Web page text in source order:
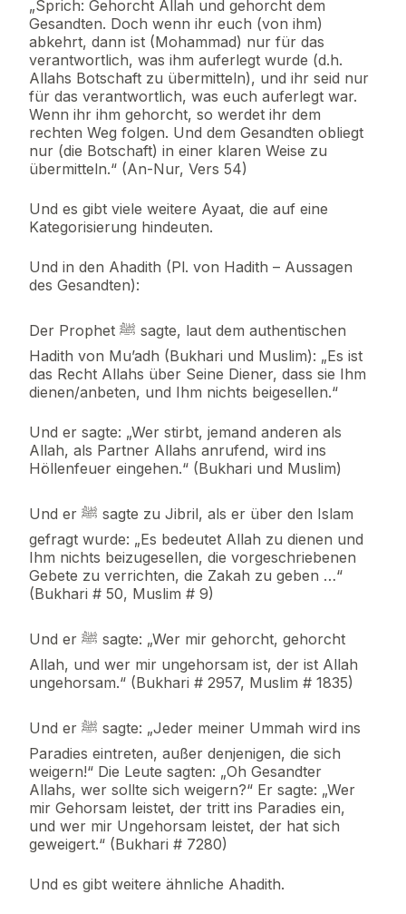
„Sprich: Gehorcht Allah und gehorcht dem
Gesandten. Doch wenn ihr euch (von ihm)
abkehrt, dann ist (Mohammad) nur für das
verantwortlich, was ihm auferlegt wurde (d.h.
Allahs Botschaft zu übermitteln), und ihr seid nur
für das verantwortlich, was euch auferlegt war.
Wenn ihr ihm gehorcht, so werdet ihr dem
rechten Weg folgen. Und dem Gesandten obliegt
nur (die Botschaft) in einer klaren Weise zu
übermitteln.“ (An-Nur, Vers 54)
Und es gibt viele weitere Ayaat, die auf eine
Kategorisierung hindeuten.
Und in den Ahadith (Pl. von Hadith – Aussagen
des Gesandten):
Der Prophet ﷺ sagte, laut dem authentischen
Hadith von Mu’adh (Bukhari und Muslim): „Es ist
das Recht Allahs über Seine Diener, dass sie Ihm
dienen/anbeten, und Ihm nichts beigesellen.“
Und er sagte: „Wer stirbt, jemand anderen als
Allah, als Partner Allahs anrufend, wird ins
Höllenfeuer eingehen.“ (Bukhari und Muslim)
Und er ﷺ sagte zu Jibril, als er über den Islam
gefragt wurde: „Es bedeutet Allah zu dienen und
Ihm nichts beizugesellen, die vorgeschriebenen
Gebete zu verrichten, die Zakah zu geben …“
(Bukhari # 50, Muslim # 9)
Und er ﷺ sagte: „Wer mir gehorcht, gehorcht
Allah, und wer mir ungehorsam ist, der ist Allah
ungehorsam.“ (Bukhari # 2957, Muslim # 1835)
Und er ﷺ sagte: „Jeder meiner Ummah wird ins
Paradies eintreten, außer denjenigen, die sich
weigern!“ Die Leute sagten: „Oh Gesandter
Allahs, wer sollte sich weigern?“ Er sagte: „Wer
mir Gehorsam leistet, der tritt ins Paradies ein,
und wer mir Ungehorsam leistet, der hat sich
geweigert.“ (Bukhari # 7280)
Und es gibt weitere ähnliche Ahadith.